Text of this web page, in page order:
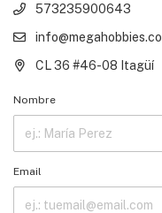
573235900643
info@megahobbies.co
CL 36 #46-08 Itagüí
Nombre
Email